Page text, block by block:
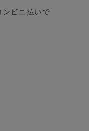
ビニ払いで